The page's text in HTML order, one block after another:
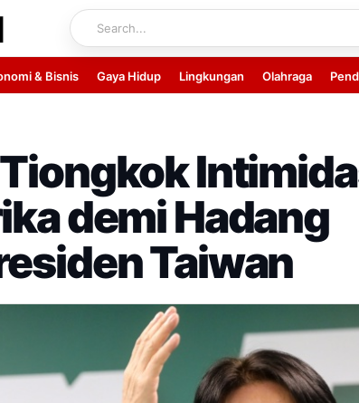
& Bisnis Gaya Hidup Lingkungan Olahraga
demi Hadang
Taiwan